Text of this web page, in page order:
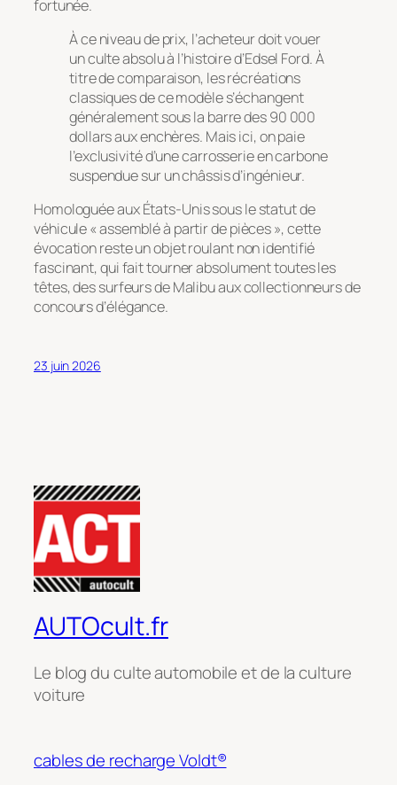
fortunée.
À ce niveau de prix, l’acheteur doit vouer
un culte absolu à l’histoire d’Edsel Ford. À
titre de comparaison, les récréations
classiques de ce modèle s’échangent
généralement sous la barre des 90 000
dollars aux enchères. Mais ici, on paie
l’exclusivité d’une carrosserie en carbone
suspendue sur un châssis d’ingénieur.
Homologuée aux États-Unis sous le statut de
véhicule « assemblé à partir de pièces », cette
évocation reste un objet roulant non identifié
fascinant, qui fait tourner absolument toutes les
têtes, des surfeurs de Malibu aux collectionneurs de
concours d’élégance.
23 juin 2026
AUTOcult.fr
Le blog du culte automobile et de la culture
voiture
cables de recharge Voldt®